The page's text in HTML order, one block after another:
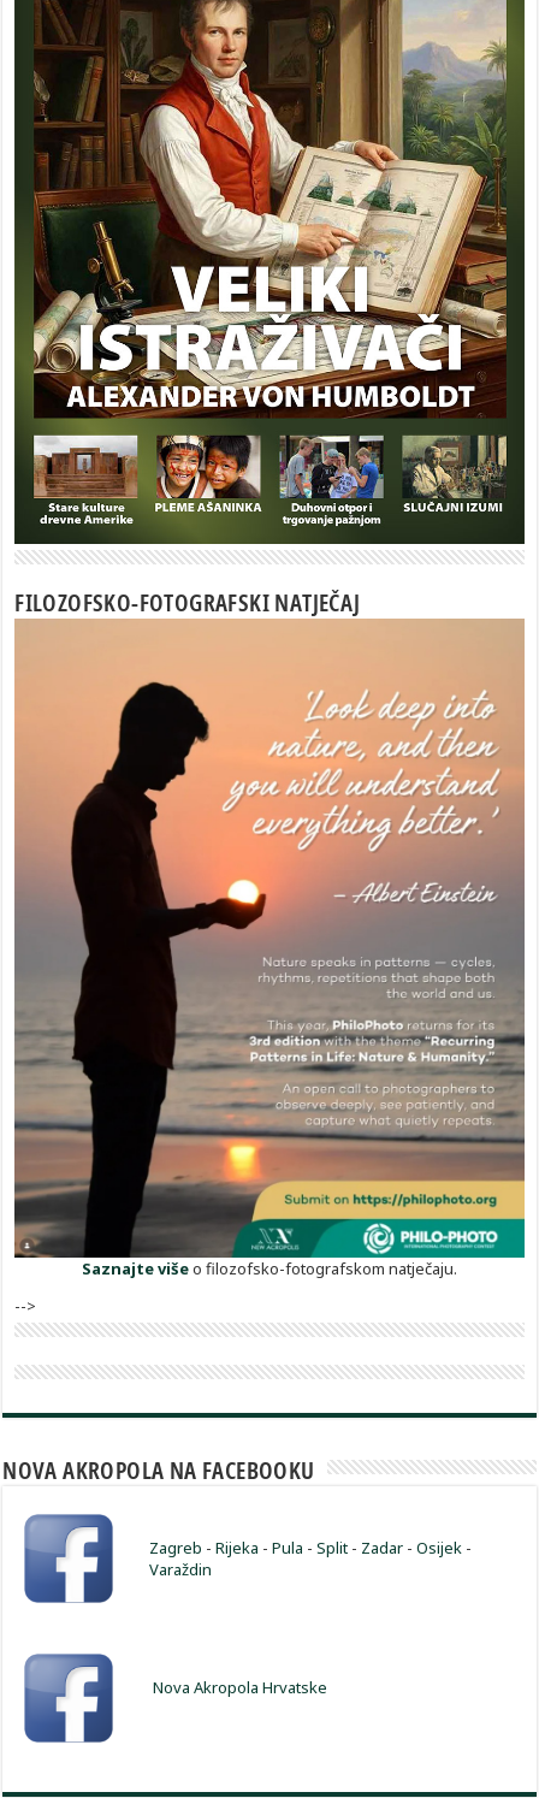
FILOZOFSKO-FOTOGRAFSKI NATJEČAJ
Saznajte višeo filozofsko-fotografskom natječaju.
-->
NOVA AKROPOLA NA FACEBOOKU
Zagreb -Rijeka -Pula -Split - Zadar -Osijek -
Varaždin
Nova Akropola Hrvatske